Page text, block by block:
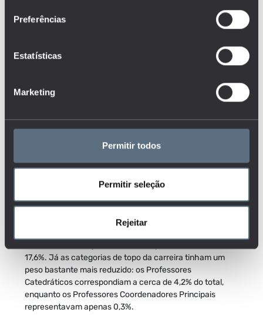
Preferências
Estatísticas
Marketing
Permitir todos
Permitir seleção
Rejeitar
Relativamente à nacionalidade, são cada vez mais os
docentes estrangeiros nas instituições de ensino superior
menos de 5% to total de docentes, o seu número cresceu
mais de 71% na última década, ultrapassando os 1,8 mil
comum no ensino superior, representando 30,5% do total
de docentes – cerca de 13 mil profissionais. Trata-se,
associada também a níveis salariais mais baixos.
Seguiam-se os Professores Auxiliares do ensino
17,6%. Já as categorias de topo da carreira tinham um
peso bastante mais reduzido: os Professores
Catedráticos correspondiam a cerca de 4,2% do total,
enquanto os Professores Coordenadores Principais
representavam apenas 0,3%.